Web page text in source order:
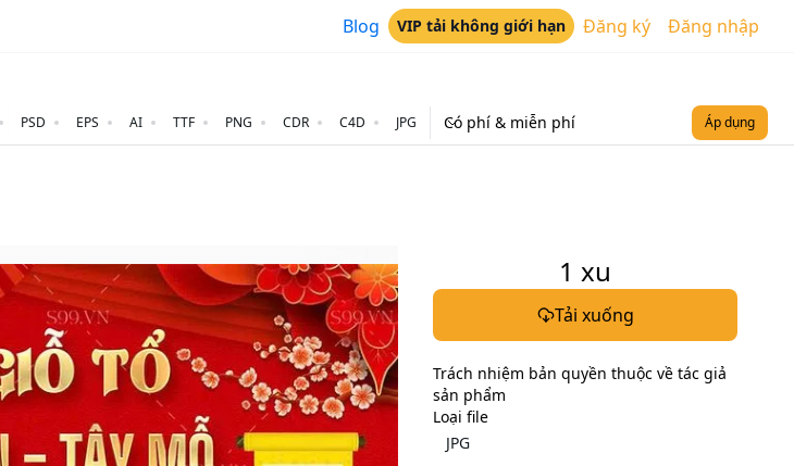
Blog VIP tải không giới hạn Đăng ký Đăng nhập
PSD EPS AI TTF PNG CDR C4D JPG Có phí & miễn phí Áp dụng
1 xu
Tải xuống
Trách nhiệm bản quyền thuộc về tác giả
sản phẩm
Loại file
JPG